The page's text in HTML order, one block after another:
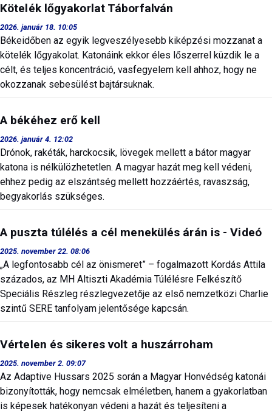
Kötelék lőgyakorlat Táborfalván
2026. január 18. 10:05
Békeidőben az egyik legveszélyesebb kiképzési mozzanat a
kötelék lőgyakolat. Katonáink ekkor éles lőszerrel küzdik le a
célt, és teljes koncentráció, vasfegyelem kell ahhoz, hogy ne
okozzanak sebesülést bajtársuknak.
A békéhez erő kell
2026. január 4. 12:02
Drónok, rakéták, harckocsik, lövegek mellett a bátor magyar
katona is nélkülözhetetlen. A magyar hazát meg kell védeni,
ehhez pedig az elszántség mellett hozzáértés, ravaszság,
begyakorlás szükséges.
A puszta túlélés a cél menekülés árán is - Videó
2025. november 22. 08:06
„A legfontosabb cél az önismeret” – fogalmazott Kordás Attila
százados, az MH Altiszti Akadémia Túlélésre Felkészítő
Speciális Részleg részlegvezetője az első nemzetközi Charlie
szintű SERE tanfolyam jelentősége kapcsán.
Vértelen és sikeres volt a huszárroham
2025. november 2. 09:07
Az Adaptive Hussars 2025 során a Magyar Honvédség katonái
bizonyították, hogy nemcsak elméletben, hanem a gyakorlatban
is képesek hatékonyan védeni a hazát és teljesíteni a